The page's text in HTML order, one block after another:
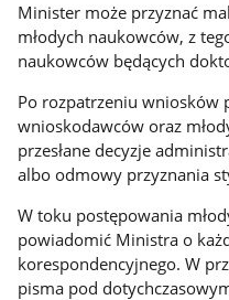
Minister może przyznać
młodych naukowców, z
naukowców będących
Po rozpatrzeniu wniosków
wnioskodawców oraz
przesłane decyzje
albo odmowy przyznania
W toku postępowania
powiadomić Ministra o
korespondencyjnego. W
pisma pod